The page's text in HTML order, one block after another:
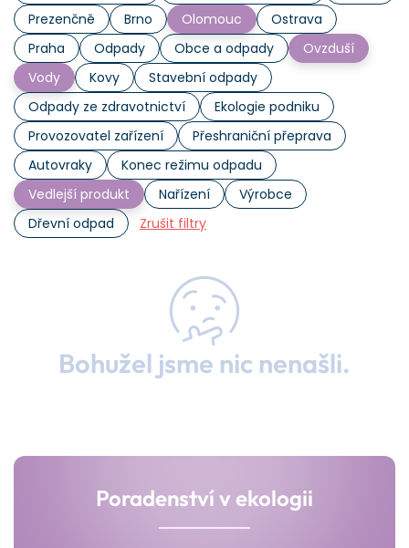
Prezenčně
Brno Olomouc
Ostrava
Praha
Odpady Obce a odpady
Ovzduší
Vody
Kovy
Stavební odpady
Odpady ze zdravotnictví
Ekologie podniku
Provozovatel zařízení
Přeshraniční přeprava
Autovraky
Konec režimu odpadu
Vedlejší produkt
Nařízení
Výrobce
Dřevní odpad
Zrušit filtry
Bohužel jsme nic nenašli.
Poradenství v ekologii